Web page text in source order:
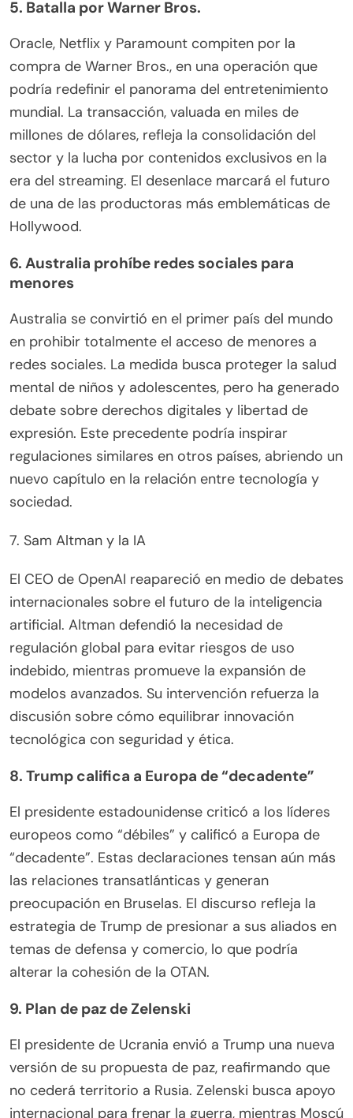
5. Batalla por Warner Bros.
Oracle, Netflix y Paramount compiten por la
compra de Warner Bros., en una operación que
podría redefinir el panorama del entretenimiento
mundial. La transacción, valuada en miles de
millones de dólares, refleja la consolidación del
sector y la lucha por contenidos exclusivos en la
era del streaming. El desenlace marcará el futuro
de una de las productoras más emblemáticas de
Hollywood.
6. Australia prohíbe redes sociales para
menores
Australia se convirtió en el primer país del mundo
en prohibir totalmente el acceso de menores a
redes sociales. La medida busca proteger la salud
mental de niños y adolescentes, pero ha generado
debate sobre derechos digitales y libertad de
expresión. Este precedente podría inspirar
regulaciones similares en otros países, abriendo un
nuevo capítulo en la relación entre tecnología y
sociedad.
7. Sam Altman y la IA
El CEO de OpenAI reapareció en medio de debates
internacionales sobre el futuro de la inteligencia
artificial. Altman defendió la necesidad de
regulación global para evitar riesgos de uso
indebido, mientras promueve la expansión de
modelos avanzados. Su intervención refuerza la
discusión sobre cómo equilibrar innovación
tecnológica con seguridad y ética.
8. Trump califica a Europa de “decadente”
El presidente estadounidense criticó a los líderes
europeos como “débiles” y calificó a Europa de
“decadente”. Estas declaraciones tensan aún más
las relaciones transatlánticas y generan
preocupación en Bruselas. El discurso refleja la
estrategia de Trump de presionar a sus aliados en
temas de defensa y comercio, lo que podría
alterar la cohesión de la OTAN.
9. Plan de paz de Zelenski
El presidente de Ucrania envió a Trump una nueva
versión de su propuesta de paz, reafirmando que
no cederá territorio a Rusia. Zelenski busca apoyo
internacional para frenar la guerra, mientras Moscú